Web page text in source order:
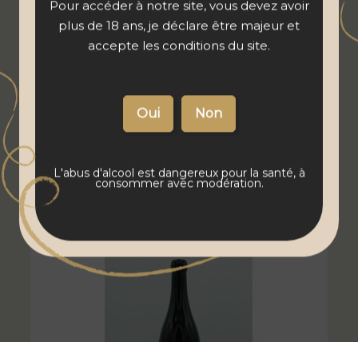
2300
Pour accéder à notre site, vous devez avoir
plus de 18 ans, je déclare être majeur et
accepte les conditions du site.
L'abus d'alcool est dangereux pour la santé, à
consommer avec modération.